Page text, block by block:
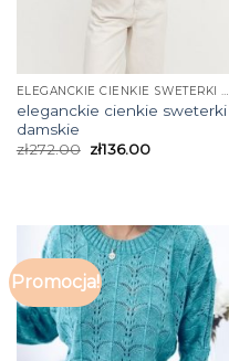
ELEGANCKIE CIENKIE SWETERKI DAMSKIE
eleganckie cienkie sweterki
damskie
zł272.00 zł136.00
Promocja!